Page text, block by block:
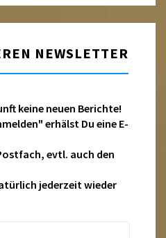
NEWSLETTER
keine neuen Berichte!
erhälst Du eine E-
evtl. auch den
jederzeit wieder